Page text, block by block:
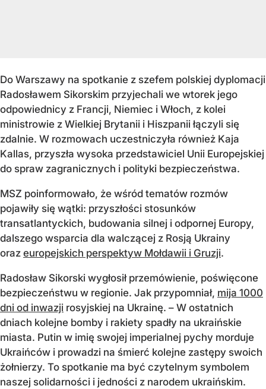
Do Warszawy na spotkanie z szefem polskiej dyplomacji
Radosławem Sikorskim przyjechali we wtorek jego
odpowiednicy z Francji, Niemiec i Włoch, z kolei
ministrowie z Wielkiej Brytanii i Hiszpanii łączyli się
zdalnie. W rozmowach uczestniczyła również Kaja
Kallas, przyszła wysoka przedstawiciel Unii Europejskiej
do spraw zagranicznych i polityki bezpieczeństwa.
MSZ poinformowało, że wśród tematów rozmów
pojawiły się wątki: przyszłości stosunków
transatlantyckich, budowania silnej i odpornej Europy,
dalszego wsparcia dla walczącej z Rosją Ukrainy
oraz europejskich perspektyw Mołdawii i Gruzji.
Radosław Sikorski wygłosił przemówienie, poświęcone
bezpieczeństwu w regionie. Jak przypomniał, mija 1000
dni od inwazji rosyjskiej na Ukrainę. – W ostatnich
dniach kolejne bomby i rakiety spadły na ukraińskie
miasta. Putin w imię swojej imperialnej pychy morduje
Ukraińców i prowadzi na śmierć kolejne zastępy swoich
żołnierzy. To spotkanie ma być czytelnym symbolem
naszej solidarności i jedności z narodem ukraińskim.